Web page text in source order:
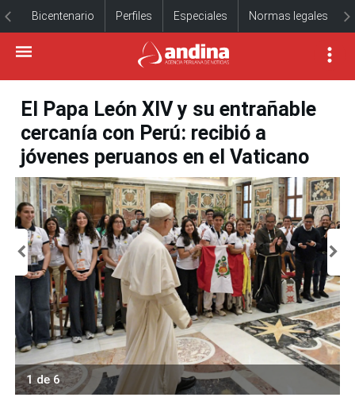
Bicentenario Perfiles Especiales Normas legales
El Papa León XIV y su entrañable
cercanía con Perú: recibió a
jóvenes peruanos en el Vaticano
1 de 6